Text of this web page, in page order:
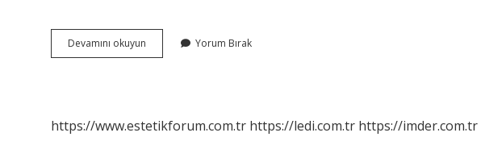
Devamını okuyun
Taşı
Yorum Bırak
https://www.estetikforum.com.tr https://ledi.com.tr https://imder.com.tr